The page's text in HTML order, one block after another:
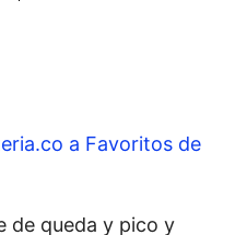
a Favoritos de
de queda y pico y